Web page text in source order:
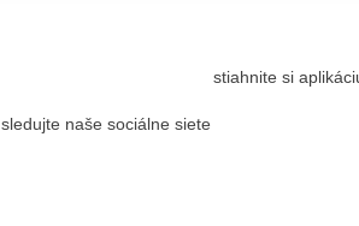
sledujte naše sociálne siete
stiahnite si